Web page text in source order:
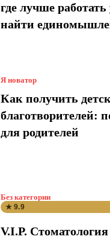
где лучше
найти
Я новатор
Как получить
благотворителей:
для родителей
Без категории
★ 9.9
V.I.P.